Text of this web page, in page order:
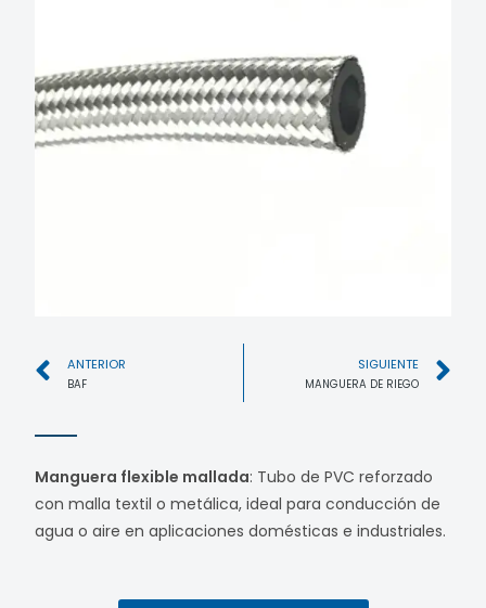
ANTERIOR
BAF
SIGUIENTE
MANGUERA DE RIEGO
Manguera flexible mallada: Tubo de PVC reforzado
con malla textil o metálica, ideal para conducción de
agua o aire en aplicaciones domésticas e industriales.​